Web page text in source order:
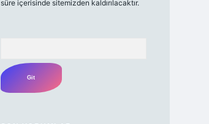
süre içerisinde sitemizden kaldırılacaktır.